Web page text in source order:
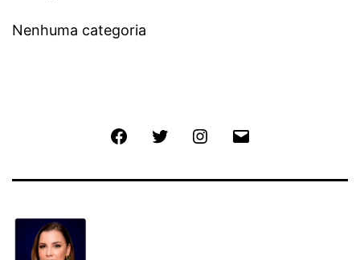
Nenhuma categoria
FacebookTwitter Instagram